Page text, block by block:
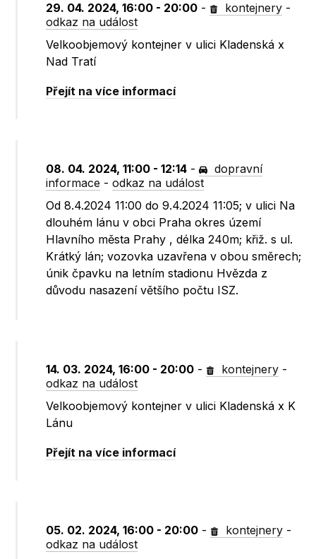
29. 04. 2024, 16:00 - 20:00 - kontejnery -
odkaz na událost
Velkoobjemový kontejner v ulici Kladenská x
Nad Tratí
Přejít na více informací
08. 04. 2024, 11:00 - 12:14 -
dopravní
informace -odkaz na událost
Od 8.4.2024 11:00 do 9.4.2024 11:05; v ulici Na
dlouhém lánu v obci Praha okres území
Hlavního města Prahy , délka 240m; křiž. s ul.
Krátký lán; vozovka uzavřena v obou směrech;
únik čpavku na letním stadionu Hvězda z
důvodu nasazení většího počtu ISZ.
14. 03. 2024, 16:00 - 20:00 - kontejnery -
odkaz na událost
Velkoobjemový kontejner v ulici Kladenská x K
Lánu
Přejít na více informací
05. 02. 2024, 16:00 - 20:00 - kontejnery -
odkaz na událost